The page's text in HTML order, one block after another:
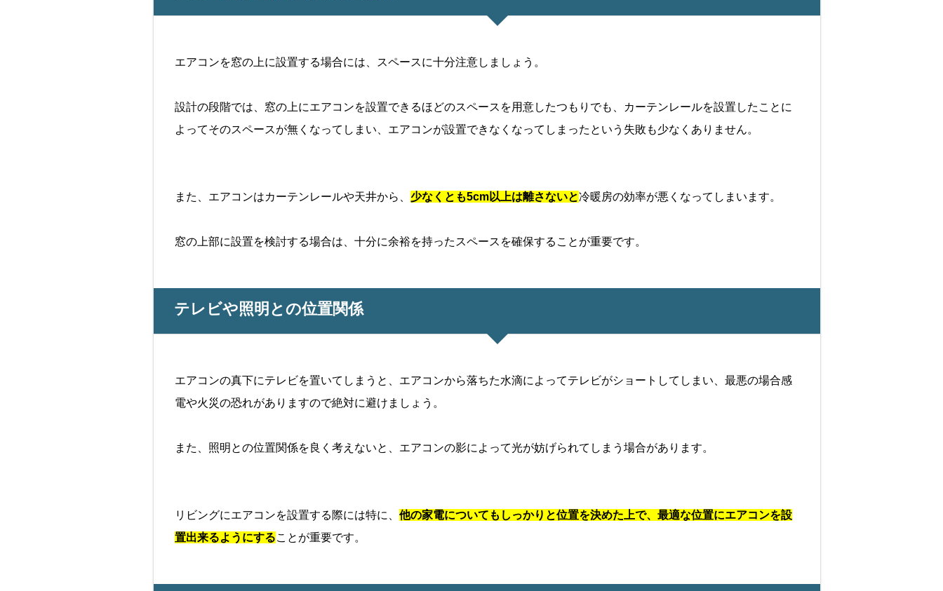
エアコンを窓の上に設置する場合には、スペースに十分注意しましょう。
設計の段階では、窓の上にエアコンを設置できるほどのスペースを用意したつもりでも、カーテンレールを設置したことに
よってそのスペースが無くなってしまい、エアコンが設置できなくなってしまったという失敗も少なくありません。
また、エアコンはカーテンレールや天井から、 少なくとも5cm以上は離さないと冷暖房の効率が悪くなってしまいます。
窓の上部に設置を検討する場合は、十分に余裕を持ったスペースを確保することが重要です。
テレビや照明との位置関係
エアコンの真下にテレビを置いてしまうと、エアコンから落ちた水滴によってテレビがショートしてしまい、最悪の場合感
電や火災の恐れがありますので絶対に避けましょう。
また、照明との位置関係を良く考えないと、エアコンの影によって光が妨げられてしまう場合があります。
リビングにエアコンを設置する際には特に、 他の家電についてもしっかりと位置を決めた上で、最適な位置にエアコンを設
置出来るようにすることが重要です。